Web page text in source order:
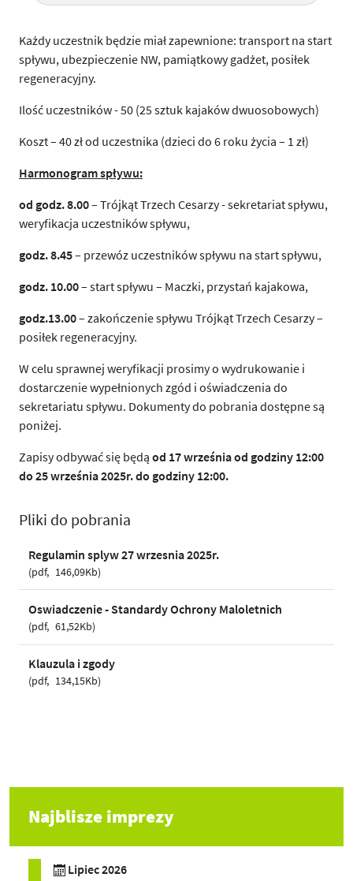
Każdy uczestnik będzie miał zapewnione: transport na start
spływu, ubezpieczenie NW, pamiątkowy gadżet, posiłek
regeneracyjny.
Ilość uczestników - 50 (25 sztuk kajaków dwuosobowych)
Koszt – 40 zł od uczestnika (dzieci do 6 roku życia – 1 zł)
Harmonogram spływu:
od godz. 8.00– Trójkąt Trzech Cesarzy - sekretariat spływu,
weryfikacja uczestników spływu,
godz. 8.45– przewóz uczestników spływu na start spływu,
godz. 10.00– start spływu – Maczki, przystań kajakowa,
godz.13.00– zakończenie spływu Trójkąt Trzech Cesarzy –
posiłek regeneracyjny.
W celu sprawnej weryfikacji prosimy o wydrukowanie i
dostarczenie wypełnionych zgód i oświadczenia do
sekretariatu spływu. Dokumenty do pobrania dostępne są
poniżej.
Zapisy odbywać się będą od 17 września od godziny 12:00
do 25 września2025r.do godziny 12:00.
Pliki do pobrania
Regulamin splyw 27 wrzesnia 2025r.
pdf 146,09Kb
Oswiadczenie - Standardy Ochrony Maloletnich
pdf 61,52Kb
Klauzula i zgody
pdf 134,15Kb
Najblisze imprezy
Lipiec 2026